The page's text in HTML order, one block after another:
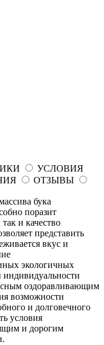
УСЛОВИЯ
ОТЗЫВЫ
бука
поразит
и качество
представить
вкус и
экологичных
оздоравливающим
возможности
и долговечного
условия
и дорогим